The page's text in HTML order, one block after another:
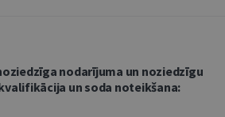
nodarījuma un noziedzīgu
un soda noteikšana: